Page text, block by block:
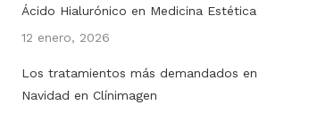
Ácido Hialurónico en Medicina Estética
12 enero, 2026
Los tratamientos más demandados en
Navidad en Clínimagen